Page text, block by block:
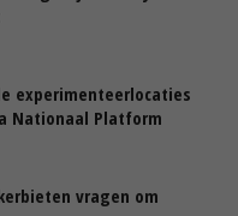
experimenteerlocaties
Nationaal Platform
vragen om